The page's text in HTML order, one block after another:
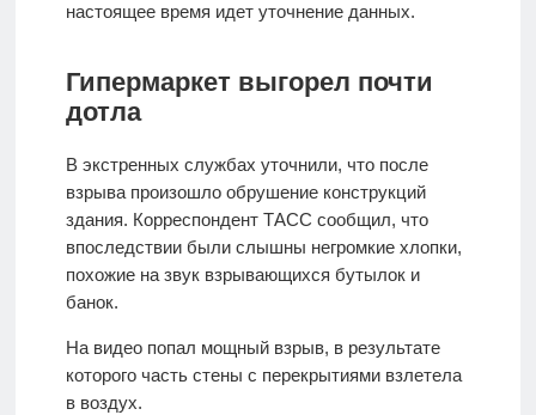
настоящее время идет уточнение данных.
Гипермаркет выгорел почти
дотла
В экстренных службах уточнили, что после
взрыва произошло обрушение конструкций
здания. Корреспондент ТАСС сообщил, что
впоследствии были слышны негромкие хлопки,
похожие на звук взрывающихся бутылок и
банок.
На видео попал мощный взрыв, в результате
которого часть стены с перекрытиями взлетела
в воздух.